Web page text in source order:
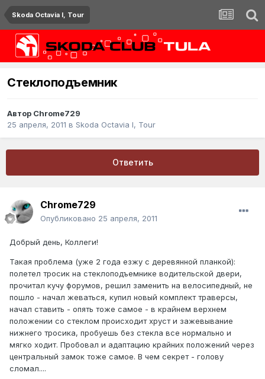
Skoda Octavia I, Tour
Стеклоподъемник
Автор Chrome729
25 апреля, 2011 в Skoda Octavia I, Tour
Ответить
Chrome729
Опубликовано 25 апреля, 2011
Добрый день, Коллеги!
Такая проблема (уже 2 года езжу с деревянной планкой):
полетел тросик на стеклоподъемнике водительской двери,
прочитал кучу форумов, решил заменить на велосипедный, не
пошло - начал жеваться, купил новый комплект траверсы,
начал ставить - опять тоже самое - в крайнем верхнем
положении со стеклом происходит хруст и зажевывание
нижнего тросика, пробуешь без стекла все нормально и
мягко ходит. Пробовал и адаптацию крайних положений через
центральный замок тоже самое. В чем секрет - голову
сломал....